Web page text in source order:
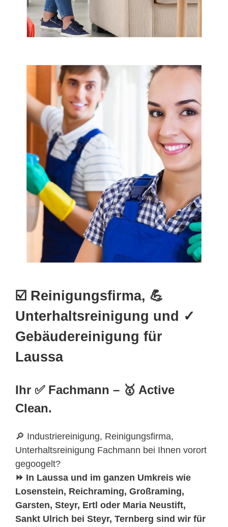
☑️ Reinigungsfirma, 💪
Unterhaltsreinigung und ✓
Gebäudereinigung für
Laussa
Ihr ✅ Fachmann – 🥇 Active
Clean.
🔎 Industriereinigung, Reinigungsfirma,
Unterhaltsreinigung Fachmann bei Ihnen vorort
gegoogelt?
⏩ In Laussa und im ganzen Umkreis wie
Losenstein, Reichraming, Großraming,
Garsten, Steyr, Ertl oder Maria Neustift,
Sankt Ulrich bei Steyr, Ternberg sind wir für